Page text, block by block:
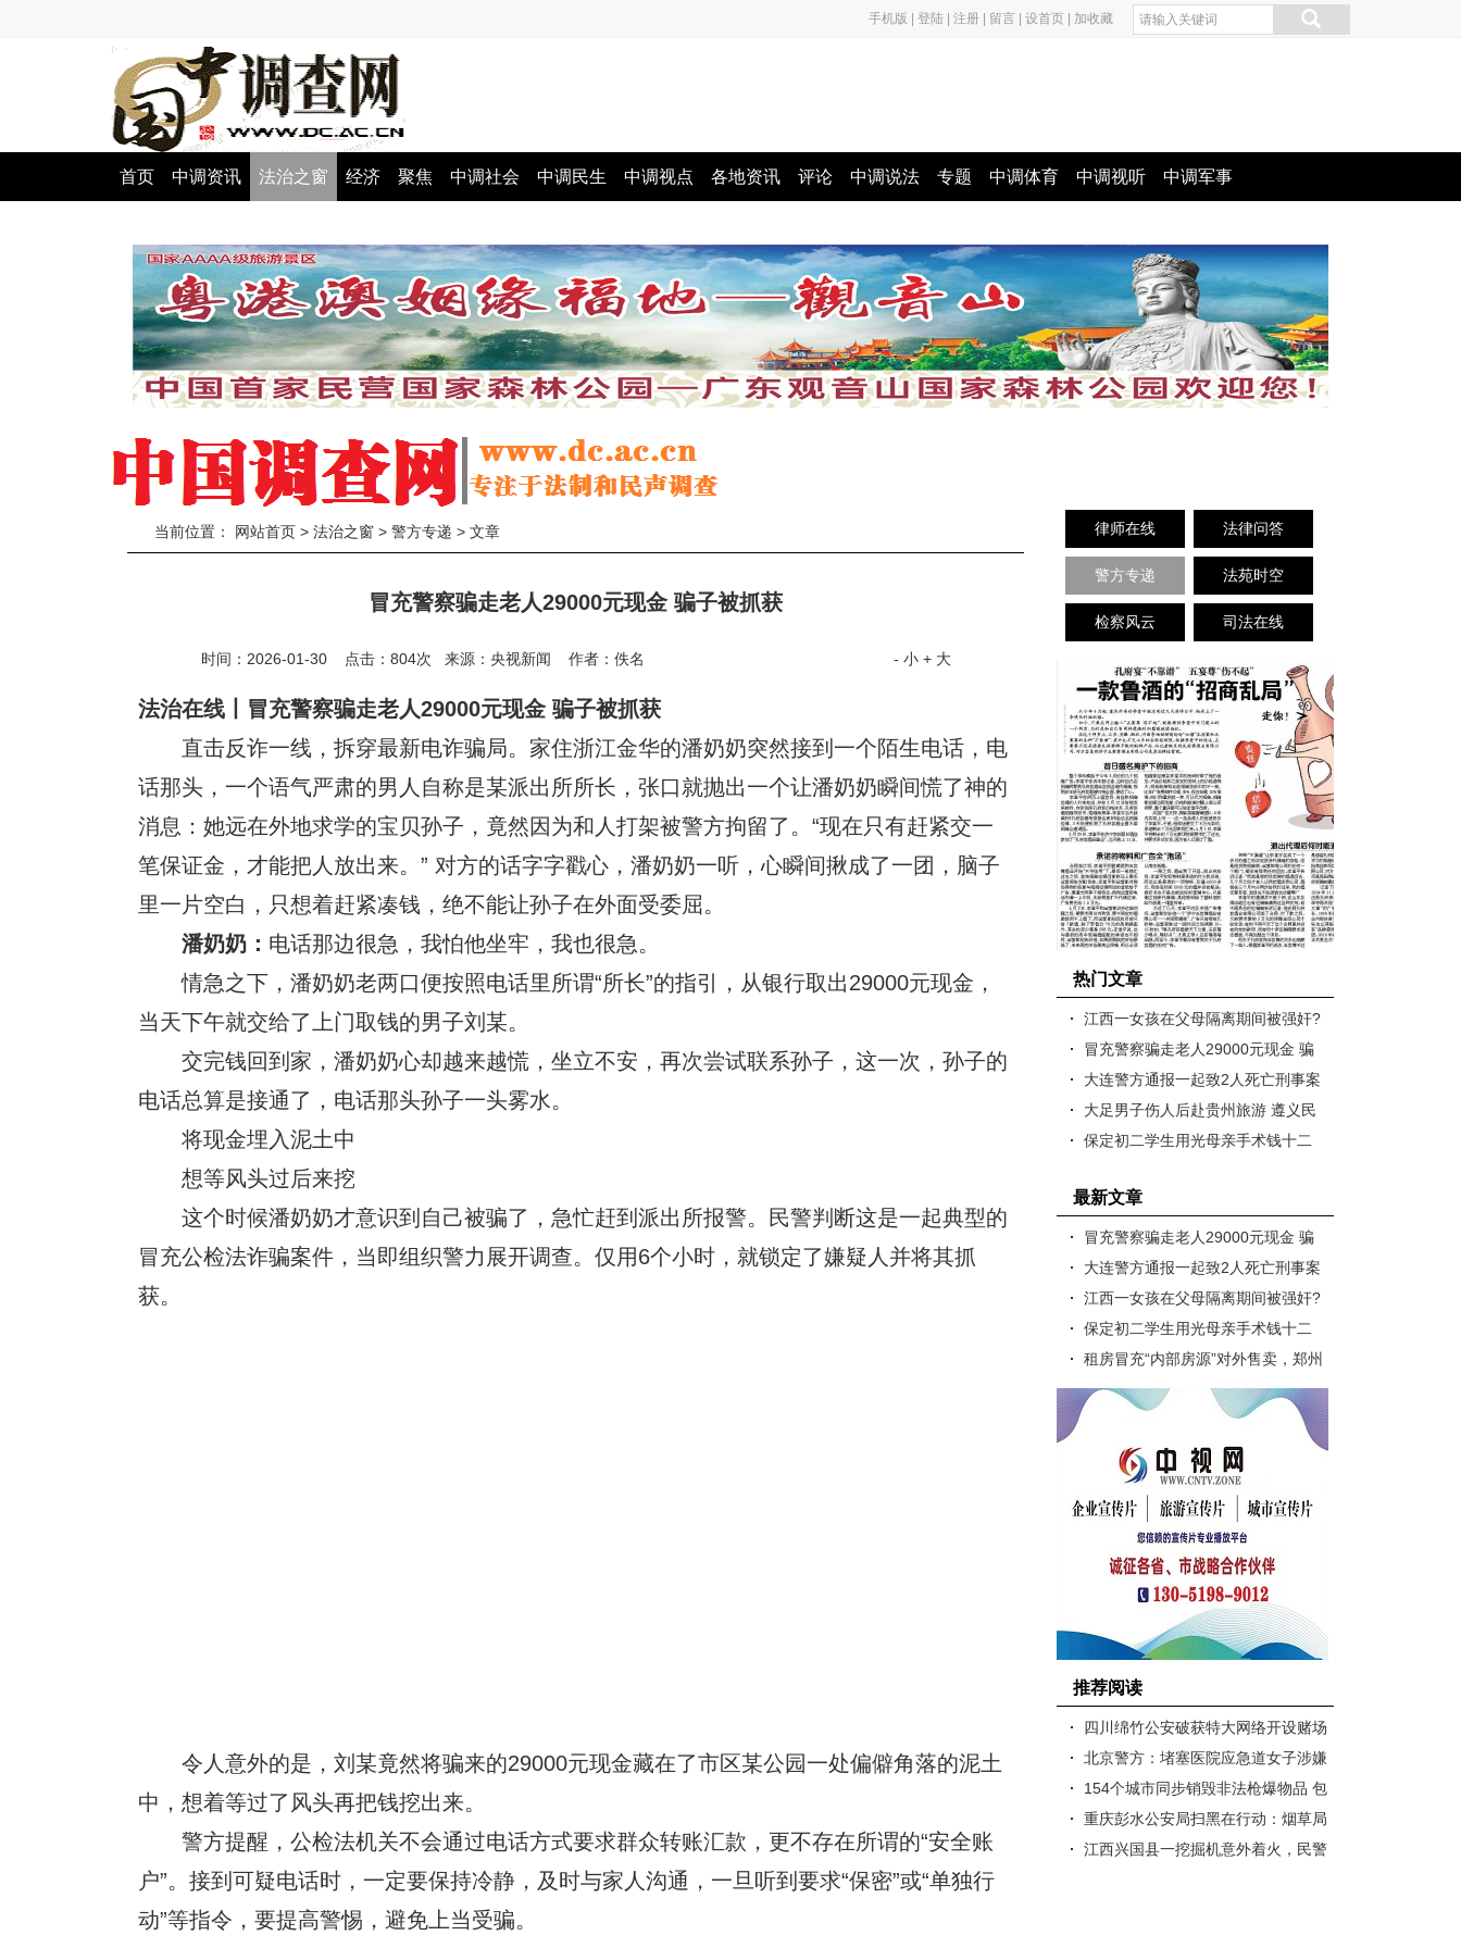
手机版 登陆 注册 留言 设首页 加收藏
首页 中调资讯 法治之窗 经济 聚焦 中调社会 中调民生 中调视点 各地资讯 评论 中调说法 专题 中调体育 中调视听 中调军事
当前位置： 网站首页 > 法治之窗 > 警方专递 > 文章
冒充警察骗走老人29000元现金 骗子被抓获
时间：2026-01-30 点击： 804次 来源：央视新闻 作者：佚名 - 小 + 大
法治在线丨冒充警察骗走老人29000元现金 骗子被抓获
直击反诈一线，拆穿最新电诈骗局。家住浙江金华的潘奶奶突然接到一个陌生电话，电
话那头，一个语气严肃的男人自称是某派出所所长，张口就抛出一个让潘奶奶瞬间慌了神的
消息：她远在外地求学的宝贝孙子，竟然因为和人打架被警方拘留了。“现在只有赶紧交一
笔保证金，才能把人放出来。” 对方的话字字戳心，潘奶奶一听，心瞬间揪成了一团，脑子
里一片空白，只想着赶紧凑钱，绝不能让孙子在外面受委屈。
潘奶奶： 电话那边很急，我怕他坐牢，我也很急。
情急之下，潘奶奶老两口便按照电话里所谓“所长”的指引，从银行取出29000元现金，
当天下午就交给了上门取钱的男子刘某。
交完钱回到家，潘奶奶心却越来越慌，坐立不安，再次尝试联系孙子，这一次，孙子的
电话总算是接通了，电话那头孙子一头雾水。
将现金埋入泥土中
想等风头过后来挖
这个时候潘奶奶才意识到自己被骗了，急忙赶到派出所报警。民警判断这是一起典型的
冒充公检法诈骗案件，当即组织警力展开调查。仅用6个小时，就锁定了嫌疑人并将其抓
获。
令人意外的是，刘某竟然将骗来的29000元现金藏在了市区某公园一处偏僻角落的泥土
中，想着等过了风头再把钱挖出来。
警方提醒，公检法机关不会通过电话方式要求群众转账汇款，更不存在所谓的“安全账
户”。接到可疑电话时，一定要保持冷静，及时与家人沟通，一旦听到要求“保密”或“单独行
动”等指令，要提高警惕，避免上当受骗。
律师在线 法律问答
警方专递 法苑时空
检察风云 司法在线
热门文章
江西一女孩在父母隔离期间被强奸?
警方通报情况
冒充警察骗走老人29000元现金 骗
子被抓获
大连警方通报一起致2人死亡刑事案
件
大足男子伤人后赴贵州旅游 遵义民
警将其抓获
保定初二学生用光母亲手术钱十二
最新文章
冒充警察骗走老人29000元现金 骗
子被抓获
大连警方通报一起致2人死亡刑事案
件
江西一女孩在父母隔离期间被强奸?
警方通报情况
保定初二学生用光母亲手术钱十二
万，警察帮其向商家讨要
租房冒充“内部房源”对外售卖，郑州
一女子涉嫌诈骗被立案
推荐阅读
四川绵竹公安破获特大网络开设赌场
案 涉案金额达3亿元
北京警方：堵塞医院应急道女子涉嫌
伪造证件
154个城市同步销毁非法枪爆物品 包
括10.7万支枪支
重庆彭水公安局扫黑在行动：烟草局
干部潘东被报捕
江西兴国县一挖掘机意外着火，民警